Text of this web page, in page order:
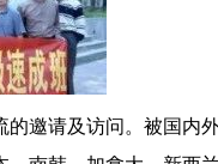
邀请及访问。被国内